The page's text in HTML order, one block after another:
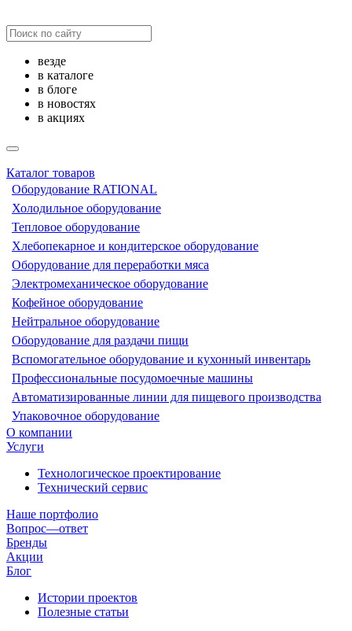
везде
в каталоге
в блоге
в новостях
в акциях
Каталог товаров
Оборудование RATIONAL
Холодильное оборудование
Тепловое оборудование
Хлебопекарное и кондитерское оборудование
Оборудование для переработки мяса
Электромеханическое оборудование
Кофейное оборудование
Нейтральное оборудование
Оборудование для раздачи пищи
Вспомогательное оборудование и кухонный инвентарь
Профессиональные посудомоечные машины
Автоматизированные линии для пищевого производства
Упаковочное оборудование
О компании
Услуги
Технологическое проектирование
Технический сервис
Наше портфолио
Вопрос—ответ
Бренды
Акции
Блог
Истории проектов
Полезные статьи